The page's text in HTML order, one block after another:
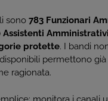
sono 783 Funzionari
Assistenti Amministrativi
protette. I bandi
permettono già
ragionata.